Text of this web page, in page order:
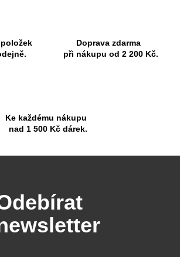
položek
Doprava zdarma
při nákupu od 2 200 Kč.
Ke každému nákupu
nad 1 500 Kč dárek.